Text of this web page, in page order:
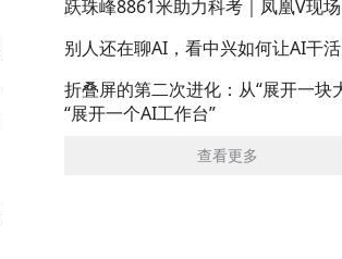
跃珠峰8861米助力科考｜凤凰V现场
别人还在聊AI，看中兴如何让AI干活
折叠屏的第二次进化：从“展开一块
“展开一个AI工作台”
查看更多